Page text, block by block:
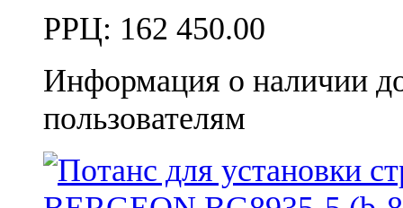
РРЦ: 162 450.00
Информация о наличии
пользователям